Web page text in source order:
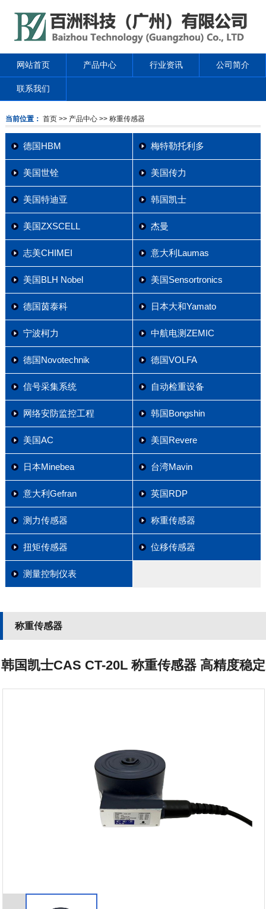
网站首页 产品中心 行业资讯 公司简介
联系我们
当前位置： 首页 >> 产品中心>> 称重传感器
德国HBM 梅特勒托利多
美国世铨 美国传力
美国特迪亚 韩国凯士
美国ZXSCELL 杰曼
志美CHIMEI 意大利Laumas
美国BLH Nobel 美国Sensortronics
德国茵泰科 日本大和Yamato
宁波柯力 中航电测ZEMIC
德国Novotechnik 德国VOLFA
信号采集系统 自动检重设备
网络安防监控工程 韩国Bongshin
美国AC 美国Revere
日本Minebea 台湾Mavin
意大利Gefran 英国RDP
测力传感器 称重传感器
扭矩传感器 位移传感器
测量控制仪表
称重传感器
韩国凯士CAS CT-20L 称重传感器 高精度稳定